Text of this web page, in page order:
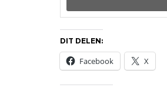
DIT DELEN:
Facebook X